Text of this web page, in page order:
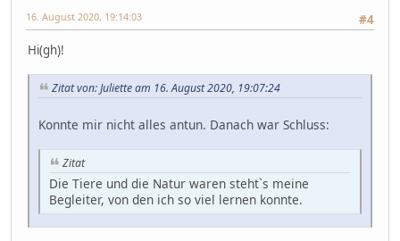
#4
16. August 2020, 19:14:03
Hi(gh)!
Zitat von: Juliette am 16. August 2020, 19:07:24
Konnte mir nicht alles antun. Danach war Schluss:
Zitat
Die Tiere und die Natur waren steht`s meine
Begleiter, von den ich so viel lernen konnte.